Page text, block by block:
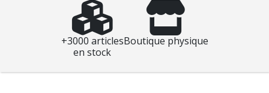
+3000 articles
en stock
Boutique physique